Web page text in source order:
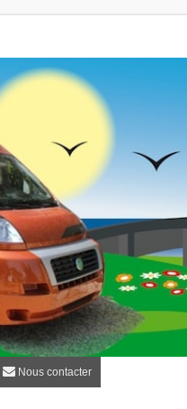
utilisateurs de fourgons,
Nous contacter